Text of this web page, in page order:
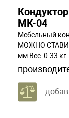
МК-04
Мебельный
МОЖНО
мм Вес: 0.33 кг